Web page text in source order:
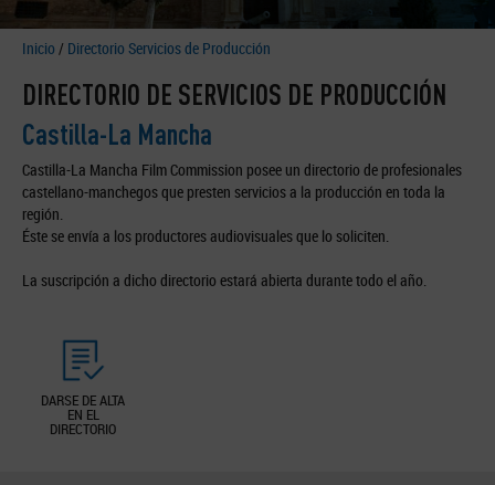
Inicio / Directorio Servicios de Producción
DIRECTORIO DE SERVICIOS DE PRODUCCIÓN
Castilla-La Mancha
Castilla-La Mancha Film Commission posee un directorio de profesionales
castellano-manchegos que presten servicios a la producción en toda la
región.
Éste se envía a los productores audiovisuales que lo soliciten.
La suscripción a dicho directorio estará abierta durante todo el año.
DARSE DE ALTA
EN EL
DIRECTORIO